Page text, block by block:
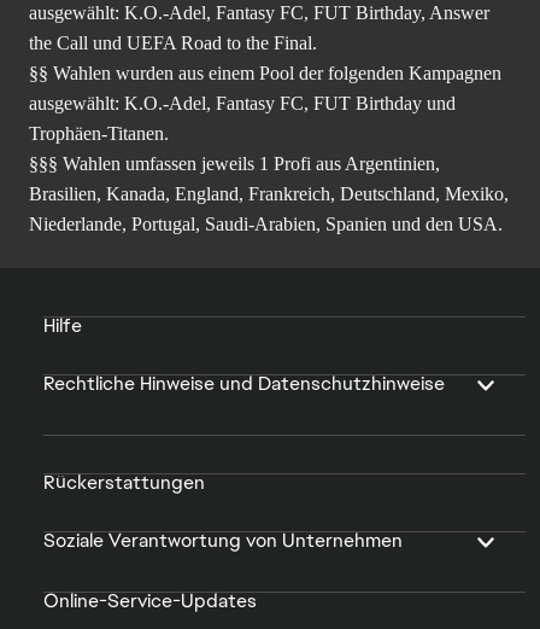
ausgewählt: K.O.-Adel, Fantasy FC, FUT Birthday, Answer
the Call und UEFA Road to the Final.
§§ Wahlen wurden aus einem Pool der folgenden Kampagnen
ausgewählt: K.O.-Adel, Fantasy FC, FUT Birthday und
Trophäen-Titanen.
§§§ Wahlen umfassen jeweils 1 Profi aus Argentinien,
Brasilien, Kanada, England, Frankreich, Deutschland, Mexiko,
Niederlande, Portugal, Saudi-Arabien, Spanien und den USA.
Hilfe
Rechtliche Hinweise und Datenschutzhinweise
Rückerstattungen
Soziale Verantwortung von Unternehmen
Online-Service-Updates